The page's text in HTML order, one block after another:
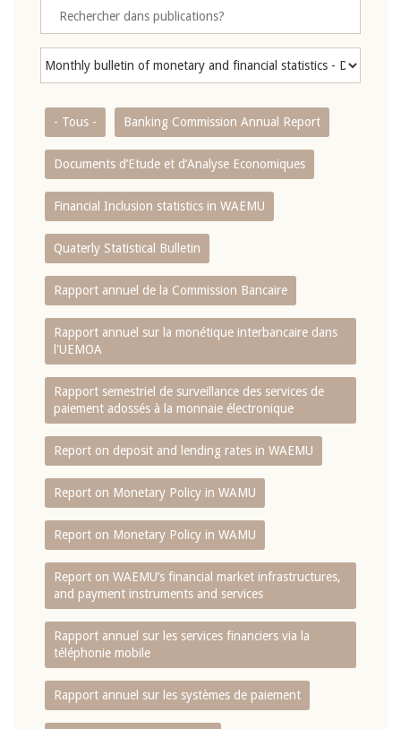
- Tous - Banking Commission Annual Report
Documents d’Etude et d’Analyse Economiques
Financial Inclusion statistics in WAEMU
Quaterly Statistical Bulletin
Rapport annuel de la Commission Bancaire
Rapport annuel sur la monétique interbancaire dans
l'UEMOA
Rapport semestriel de surveillance des services de
paiement adossés à la monnaie électronique
Report on deposit and lending rates in WAEMU
Report on Monetary Policy in WAMU
Report on Monetary Policy in WAMU
Report on WAEMU’s financial market infrastructures,
and payment instruments and services
Rapport annuel sur les services financiers via la
téléphonie mobile
Rapport annuel sur les systèmes de paiement